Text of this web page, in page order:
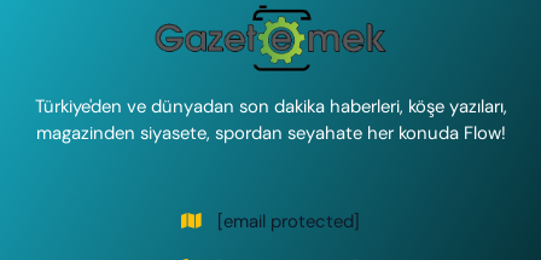
Türkiye'den ve dünyadan son dakika haberleri, köşe yazıları,
magazinden siyasete, spordan seyahate her konuda Flow!
[email protected]